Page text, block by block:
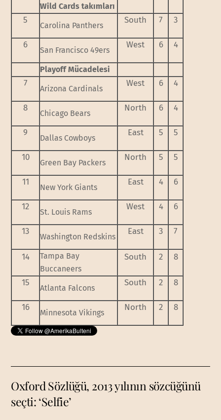
Wild Cards takımları
5
Carolina Panthers
South 7 3
6
San Francisco 49ers
West 6 4
Playoff Mücadelesi
7
Arizona Cardinals
West 6 4
8
Chicago Bears
North 6 4
9
Dallas Cowboys
East 5 5
10
Green Bay Packers
North 5 5
11
New York Giants
East 4 6
12
St. Louis Rams
West 4 6
13
Washington Redskins
East 3 7
14
Tampa Bay
Buccaneers
South 2 8
15
Atlanta Falcons
South 2 8
16
Minnesota Vikings
North 2 8
Oxford Sözlüğü, 2013 yılının sözcüğünü
seçti: ‘Selfie’